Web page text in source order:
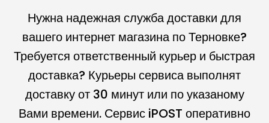
Нужна надежная служба доставки для
вашего интернет магазина по Терновке?
Требуется ответственный курьер и быстрая
доставка? Курьеры сервиса выполнят
доставку от 30 минут или по указаному
Вами времени. Сервис iPOST оперативно